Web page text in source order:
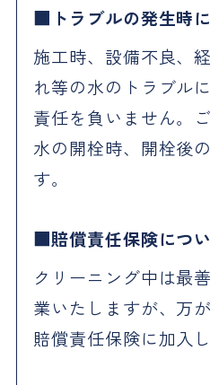
トラブルの発生時
施工時、設備不良、
れ等の水のトラブル
責任を負いません。
水の開栓時、開栓後
す。
賠償責任保険につ
クリーニング中は最
業いたしますが、万
賠償責任保険に加入